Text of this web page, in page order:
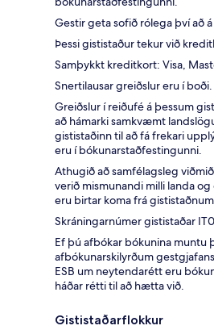
Gestir geta sofið rólega því að
Þessi gististaður tekur við
Samþykkt kreditkort: Visa,
Snertilausar greiðslur eru í boði.
Greiðslur í reiðufé á þessum
að hámarki samkvæmt
gististaðinn til að fá frekari
eru í bókunarstaðfestingunni.
Athugið að samfélagsleg
verið mismunandi milli landa
eru birtar koma frá
Skráningarnúmer gististaðar
Ef þú afbókar bókunina muntu
afbókunarskilyrðum
ESB um neytendarétt eru
háðar rétti til að hætta við.
Gististaðarflokkur